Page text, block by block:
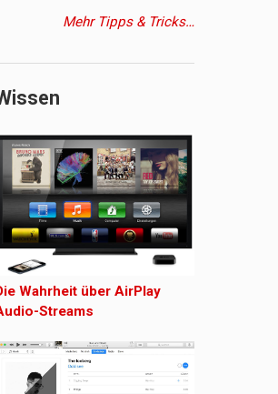
Mehr Tipps & Tricks…
Wahrheit über AirPlay
Streams